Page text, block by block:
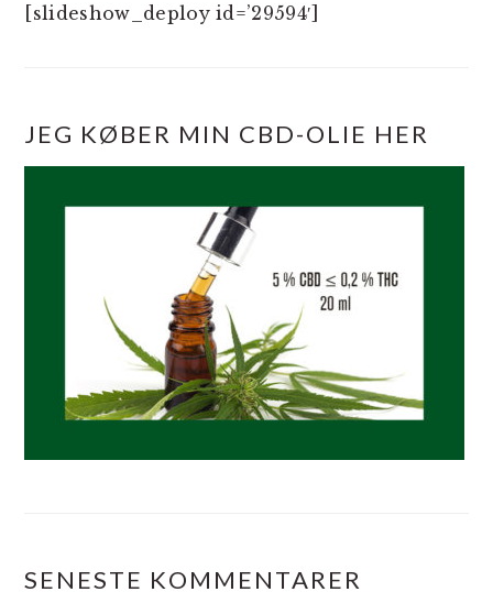
[slideshow_deploy id=’29594′]
JEG KØBER MIN CBD-OLIE HER
SENESTE KOMMENTARER